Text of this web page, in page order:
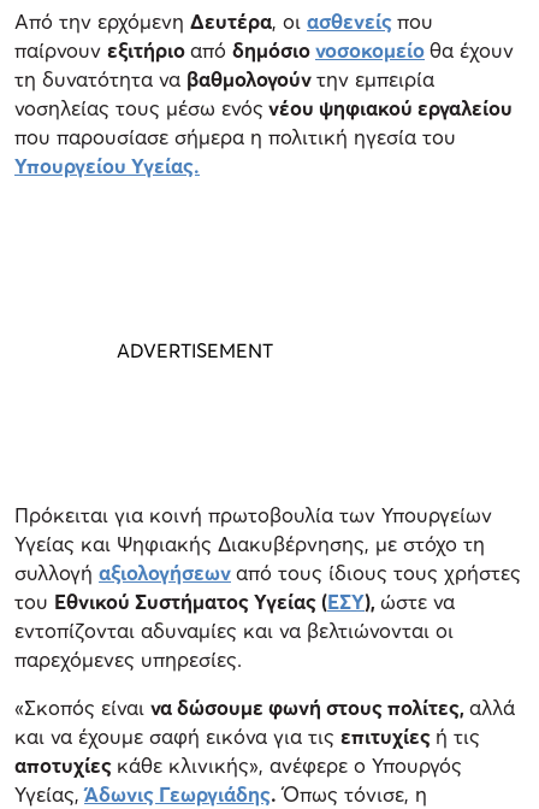
Από την ερχόμενη Δευτέρα, οι ασθενείςπου
παίρνουν εξιτήριοαπό δημόσιονοσοκομείοθα έχουν
τη δυνατότητα να βαθμολογούντην εμπειρία
νοσηλείας τους μέσω ενός νέου ψηφιακού εργαλείου
που παρουσίασε σήμερα η πολιτική ηγεσία του
Υπουργείου Υγείας.
Πρόκειται για κοινή πρωτοβουλία των Υπουργείων
Υγείας και Ψηφιακής Διακυβέρνησης, με στόχο τη
συλλογή αξιολογήσεωναπό τους ίδιους τους χρήστες
του Εθνικού Συστήματος Υγείας (ΕΣΥ), ώστε να
εντοπίζονται αδυναμίες και να βελτιώνονται οι
παρεχόμενες υπηρεσίες.
«Σκοπός είναι να δώσουμε φωνή στους πολίτες, αλλά
και να έχουμε σαφή εικόνα για τις επιτυχίες ή τις
αποτυχίες κάθε κλινικής», ανέφερε ο Υπουργός
Υγείας, Άδωνις Γεωργιάδης.Όπως τόνισε, η